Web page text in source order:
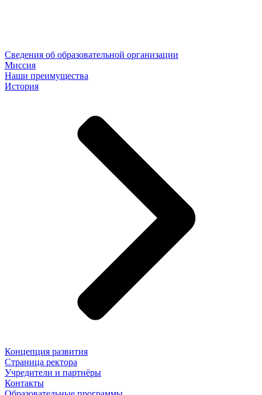
Сведения об образовательной организации
Миссия
Наши преимущества
История
Концепция развития
Страница ректора
Учредители и партнёры
Контакты